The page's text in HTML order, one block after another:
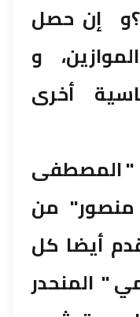
إن حصل
و
أخرى
" المصطفى
من
أيضا كل
" المنحدر